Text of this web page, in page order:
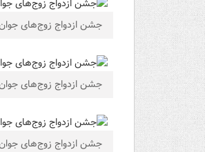
جشن ازدواج زوج‌های
جشن ازدواج زوج‌های
جشن ازدواج زوج‌های